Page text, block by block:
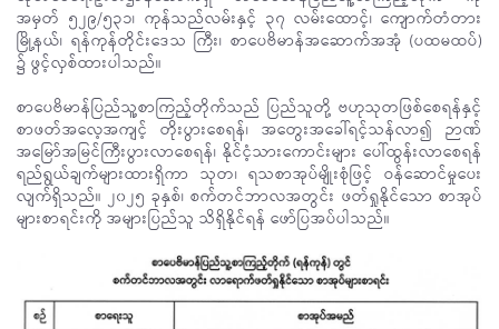
အမှတ် ၅၂၉/၅၃၁၊ ကုန်သည်လမ်းနှင့် ၃၇ လမ်းထောင့်၊ ကျောက်တံတား
မြို့နယ်၊ ရန်ကုန်တိုင်းဒေသ ကြီး၊ စာပေဗိမာန်အဆောက်အအုံ (ပထမထပ်)
၌ ဖွင့်လှစ်ထားပါသည်။
စာပေဗိမာန်ပြည်သူ့စာကြည့်တိုက်သည် ပြည်သူတို့ ဗဟုသုတဖြစ်စေရန်နှင့်
စာဖတ်အလေ့အကျင့် တိုးပွားစေရန်၊ အတွေးအခေါ်ရင့်သန်လာ၍ ဉာဏ်
အမြော်အမြင်ကြီးပွားလာစေရန်၊ နိုင်ငံ့သားကောင်းများ ပေါ်ထွန်းလာစေရန်
ရည်ရွယ်ချက်များထားရှိကာ သုတ၊ ရသစာအုပ်မျိုးစုံဖြင့် ဝန်ဆောင်မှုပေး
လျက်ရှိသည်။ ၂၀၂၅ ခုနှစ်၊ စက်တင်ဘာလအတွင်း ဖတ်ရှုနိုင်သော စာအုပ်
များစာရင်းကို အများပြည်သူ သိရှိနိုင်ရန် ဖော်ပြအပ်ပါသည်။